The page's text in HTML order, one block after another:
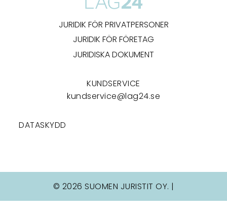
JURIDIK FÖR PRIVATPERSONER
JURIDIK FÖR FÖRETAG
JURIDISKA DOKUMENT
KUNDSERVICE
kundservice@lag24.se
DATASKYDD
© 2026 SUOMEN JURISTIT OY. |